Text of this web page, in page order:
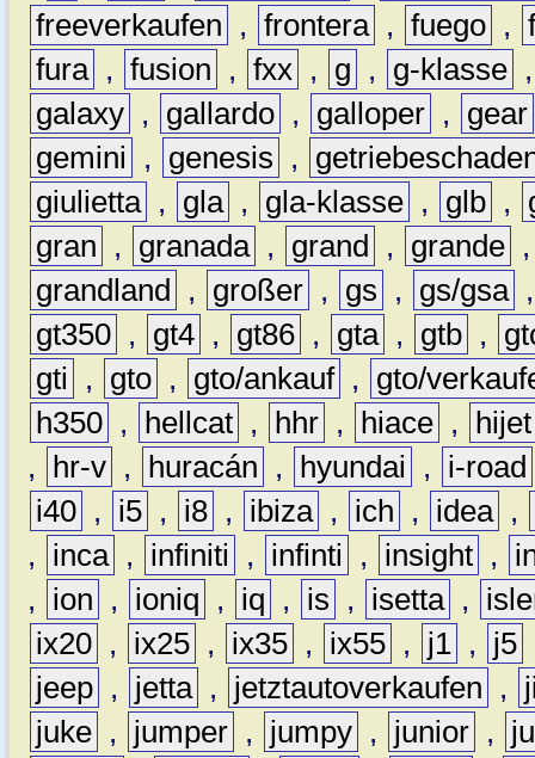
freeverkaufen
, frontera , fuego ,
fura , fusion , fxx , g , g-klasse
galaxy , gallardo , galloper ,
gear
gemini
, genesis ,
giulietta , gla , gla-klasse , glb ,
gran
, granada , grand , grande
grandland
, großer , gs , gs/gsa
gt350 , gt4 , gt86 , gta , gtb ,
gti
, gto , gto/ankauf ,
gto/
h350 , hellcat , hhr , hiace ,
hijet
,
hr-v , huracán , hyundai ,
i-road
i40 , i5 , i8 , ibiza , ich , idea ,
,
inca , infiniti , infinti , insight ,
,
ion , ioniq , iq , is , isetta ,
ix20 , ix25 , ix35 , ix55 , j1 , j5
jeep , jetta , jetztautoverkaufen ,
juke , jumper , jumpy , junior ,